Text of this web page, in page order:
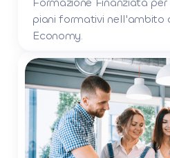
piani formativi nell'ambito
Economy.